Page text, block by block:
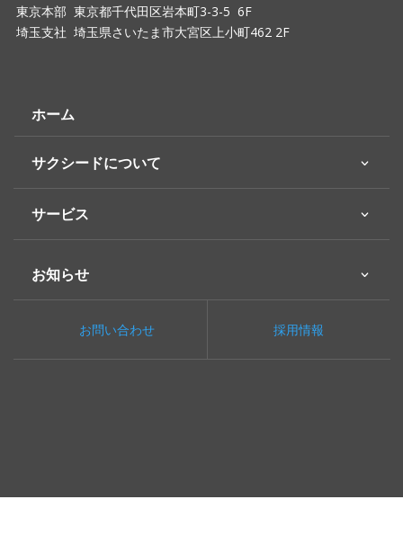
東京本部 東京都千代田区岩本町3-3-5 6F
埼玉支社 埼玉県さいたま市大宮区上小町462 2F
ホーム
サクシードについて
サービス
お知らせ
お問い合わせ 採用情報